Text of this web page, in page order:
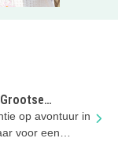
op avontuur in
voor een